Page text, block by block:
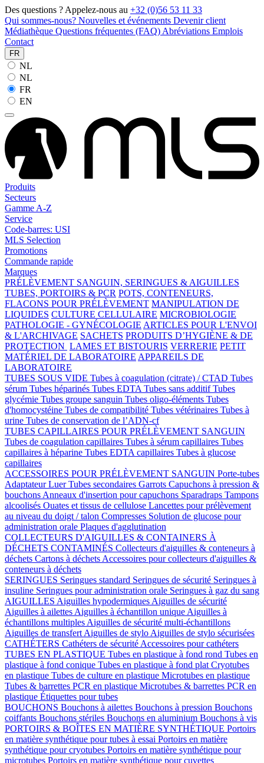
Des questions ? Appelez-nous au +32 (0)56 53 11 33
Qui sommes-nous? Nouvelles et événements Devenir client
Médiathèque Questions fréquentes (FAQ) Abréviations Emplois
Contact
FR
NL
NL
FR
EN
Produits
Secteurs
Gamme A-Z
Service
Code-barres: USI
MLS Selection
Promotions
Commande rapide
Marques
PRÉLÈVEMENT SANGUIN, SERINGUES & AIGUILLES
TUBES, PORTOIRS & PCR POTS, CONTENEURS,
FLACONS POUR PRÉLÈVEMENT MANIPULATION DE
LIQUIDES CULTURE CELLULAIRE MICROBIOLOGIE
PATHOLOGIE - GYNÉCOLOGIE ARTICLES POUR L'ENVOI
& L'ARCHIVAGE SACHETS PRODUITS D’HYGIÈNE & DE
PROTECTION LAMES ET BISTOURIS VERRERIE PETIT
MATÉRIEL DE LABORATOIRE APPAREILS DE
LABORATOIRE
TUBES SOUS VIDE Tubes à coagulation (citrate) / CTAD Tubes
sérum Tubes héparinés Tubes EDTA Tubes sans additifTubes
glycémie Tubes groupe sanguin Tubes oligo-éléments Tubes
d'homocystéine Tubes de compatibilité Tubes vétérinaires Tubes à
urine Tubes de conservation de l’ADN-cf
TUBES CAPILLAIRES POUR PRÉLÈVEMENT SANGUIN
Tubes de coagulation capillaires Tubes à sérum capillaires Tubes
capillaires à héparine Tubes EDTA capillaires Tubes à glucose
capillaires
ACCESSOIRES POUR PRÉLÈVEMENT SANGUIN Porte-tubes
Adaptateur LuerTubes secondaires Garrots Capuchons à pression &
bouchons Anneaux d'insertion pour capuchons Sparadraps Tampons
alcoolisés Ouates et tissus de cellulose Lancettes pour prélèvement
au niveau du doigt / talon Compresses Solution de glucose pour
administration orale Plaques d'agglutination
COLLECTEURS D'AIGUILLES & CONTAINERS À
DÉCHETS CONTAMINÉS Collecteurs d'aiguilles & conteneurs à
déchets Cartons à déchets Accessoires pour collecteurs d'aiguilles &
conteneurs à déchets
SERINGUES Seringues standard Seringues de sécurité Seringues à
insuline Seringues pour administration orale Seringues à gaz du sang
AIGUILLES Aiguilles hypodermiques Aiguilles de sécurité
Aiguilles à ailettes Aiguilles à échantillon unique Aiguilles à
échantillons multiples Aiguilles de sécurité multi-échantillons
Aiguilles de transfert Aiguilles de stylo Aiguilles de stylo sécurisées
CATHÉTERS Cathéters de sécurité Accessoires pour cathéters
TUBES EN PLASTIQUE Tubes en plastique à fond rond Tubes en
plastique à fond conique Tubes en plastique à fond plat Cryotubes
en plastique Tubes de culture en plastique Microtubes en plastique
Tubes & barrettes PCR en plastique Microtubes & barrettes PCR en
plastique Étiquettes pour tubes
BOUCHONS Bouchons à ailettes Bouchons à pression Bouchons
coiffants Bouchons stériles Bouchons en aluminium Bouchons à vis
PORTOIRS & BOÎTES EN MATIÈRE SYNTHÉTIQUE Portoirs
en matière synthétique pour tubes à essai Portoirs en matière
synthétique pour cryotubes Portoirs en matière synthétique pour
microtubes Portoirs en matière synthétique pour cuvettes